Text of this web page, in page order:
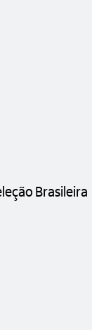
Brasileira